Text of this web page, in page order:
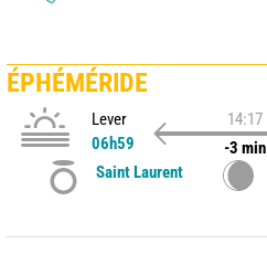
ÉPHÉMÉRIDE
Lever
06h59
14:17
-3 min
Saint Laurent